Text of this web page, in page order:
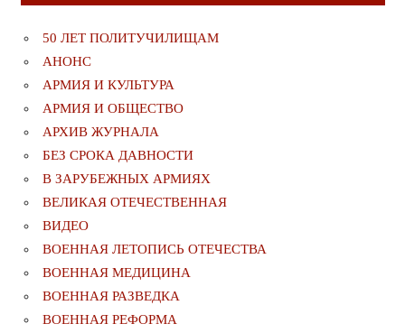
50 ЛЕТ ПОЛИТУЧИЛИЩАМ
АНОНС
АРМИЯ И КУЛЬТУРА
АРМИЯ И ОБЩЕСТВО
АРХИВ ЖУРНАЛА
БЕЗ СРОКА ДАВНОСТИ
В ЗАРУБЕЖНЫХ АРМИЯХ
ВЕЛИКАЯ ОТЕЧЕСТВЕННАЯ
ВИДЕО
ВОЕННАЯ ЛЕТОПИСЬ ОТЕЧЕСТВА
ВОЕННАЯ МЕДИЦИНА
ВОЕННАЯ РАЗВЕДКА
ВОЕННАЯ РЕФОРМА